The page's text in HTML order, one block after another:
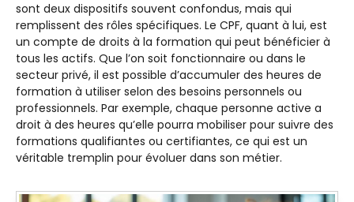
sont deux dispositifs souvent confondus, mais qui
remplissent des rôles spécifiques. Le CPF, quant à lui, est
un compte de droits à la formation qui peut bénéficier à
tous les actifs. Que l’on soit fonctionnaire ou dans le
secteur privé, il est possible d’accumuler des heures de
formation à utiliser selon des besoins personnels ou
professionnels. Par exemple, chaque personne active a
droit à des heures qu’elle pourra mobiliser pour suivre des
formations qualifiantes ou certifiantes, ce qui est un
véritable tremplin pour évoluer dans son métier.